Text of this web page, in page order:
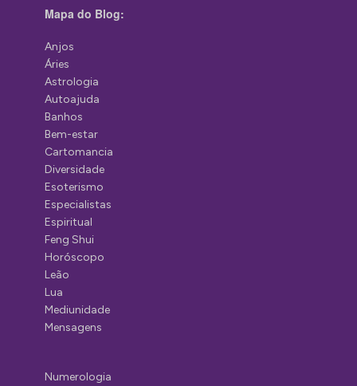
Mapa do Blog:
Anjos
Áries
Astrologia
Autoajuda
Banhos
Bem-estar
Cartomancia
Diversidade
Esoterismo
Especialistas
Espiritual
Feng Shui
Horóscopo
Leão
Lua
Mediunidade
Mensagens
Numerologia